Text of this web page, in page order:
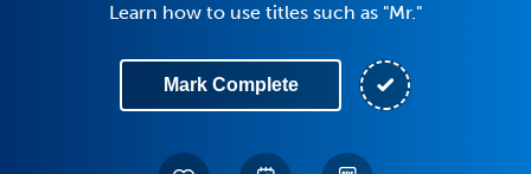
Learn how to use titles such as "Mr."
Mark Complete